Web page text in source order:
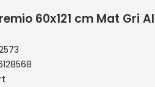
60x121 cm Mat Gri